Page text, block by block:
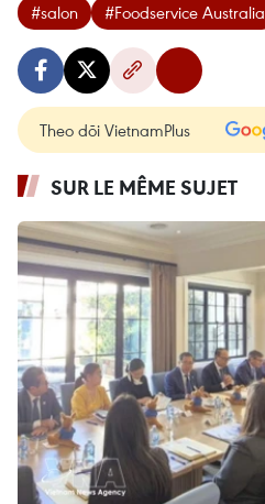
#salon #Foodservice Australia
Theo dõi VietnamPlus
SUR LE MÊME SUJET